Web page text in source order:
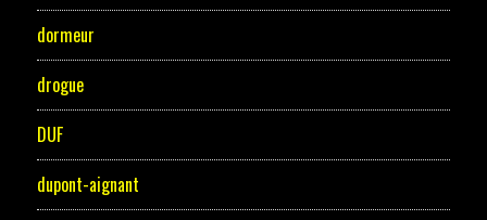
dormeur
drogue
DUF
dupont-aignant